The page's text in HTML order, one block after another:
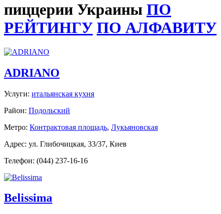
пиццерии Украины ПО
РЕЙТИНГУ ПО АЛФАВИТУ
ADRIANO
Услуги: итальянская кухня
Район: Подольский
Метро: Контрактовая площадь, Лукьяновская
Адрес: ул. Глибочицкая, 33/37, Киев
Телефон: (044) 237-16-16
Belissima